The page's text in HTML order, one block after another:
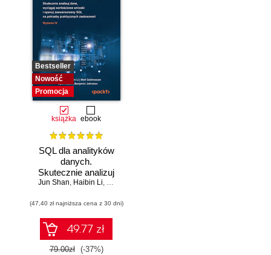
Bestseller
Nowość
Promocja
książka ebook
SQL dla analityków
danych.
Skutecznie analizuj
dane, wyciągaj
wnioski i opanuj
zaawansowany
SQL na potrzeby
praktycznych
zastosowań.
Jun Shan, Haibin Li, Matt Goldwasser
(47,40 zł najniższa cena z 30 dni)
49.77 zł
79.00zł (-37%)